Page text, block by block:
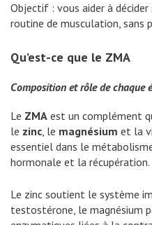
Objectif : vous aider à
routine de musculation, sans
Qu’est-ce que le ZMA
Composition et rôle de chaque
Le ZMA est un complément
le zinc, le magnésium et la
essentiel dans le
hormonale et la récupération.
Le zinc soutient le système
testostérone, le magnésium